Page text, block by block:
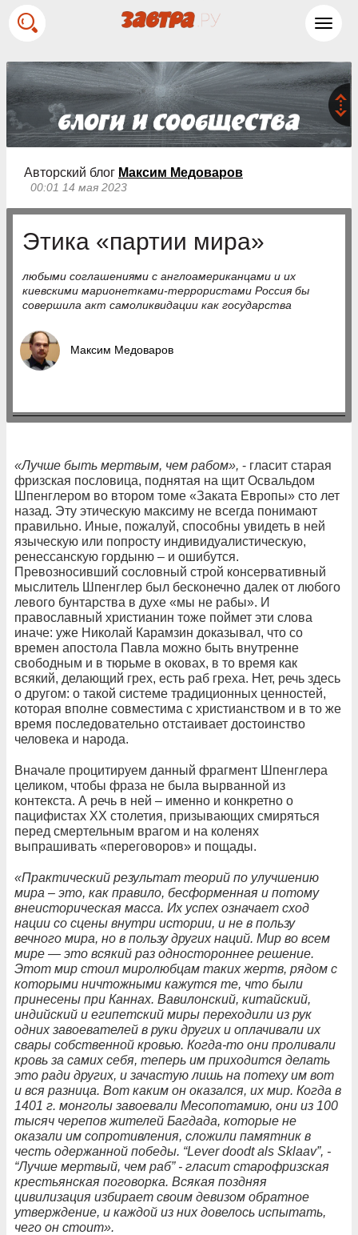
Авторский блог Максим Медоваров
00:01 14 мая 2023
Этика «партии мира»
любыми соглашениями с англоамериканцами и их
киевскими марионетками-террористами Россия бы
совершила акт самоликвидации как государства
Максим Медоваров
«Лучше быть мертвым, чем рабом», - гласит старая
фризская пословица, поднятая на щит Освальдом
Шпенглером во втором томе «Заката Европы» сто лет
назад. Эту этическую максиму не всегда понимают
правильно. Иные, пожалуй, способны увидеть в ней
языческую или попросту индивидуалистическую,
ренессанскую гордыню – и ошибутся.
Превозносивший сословный строй консервативный
мыслитель Шпенглер был бесконечно далек от любого
левого бунтарства в духе «мы не рабы». И
православный христианин тоже поймет эти слова
иначе: уже Николай Карамзин доказывал, что со
времен апостола Павла можно быть внутренне
свободным и в тюрьме в оковах, в то время как
всякий, делающий грех, есть раб греха. Нет, речь здесь
о другом: о такой системе традиционных ценностей,
которая вполне совместима с христианством и в то же
время последовательно отстаивает достоинство
человека и народа.
Вначале процитируем данный фрагмент Шпенглера
целиком, чтобы фраза не была вырванной из
контекста. А речь в ней – именно и конкретно о
пацифистах XX столетия, призывающих смиряться
перед смертельным врагом и на коленях
выпрашивать «переговоров» и пощады.
«Практический результат теорий по улучшению
мира – это, как правило, бесформенная и потому
внеисторическая масса. Их успех означает сход
нации со сцены внутри истории, и не в пользу
вечного мира, но в пользу других наций. Мир во всем
мире — это всякий раз одностороннее решение.
Этот мир стоил миролюбцам таких жертв, рядом с
которыми ничтожными кажутся те, что были
принесены при Каннах. Вавилонский, китайский,
индийский и египетский миры переходили из рук
одних завоевателей в руки других и оплачивали их
свары собственной кровью. Когда-то они проливали
кровь за самих себя, теперь им приходится делать
это ради других, и зачастую лишь на потеху им вот
и вся разница. Вот каким он оказался, их мир. Когда в
1401 г. монголы завоевали Месопотамию, они из 100
тысяч черепов жителей Багдада, которые не
оказали им сопротивления, сложили памятник в
честь одержанной победы. “Lever doodt als Sklaav”, -
“Лучше мертвый, чем раб” - гласит старофризская
крестьянская поговорка. Всякая поздняя
цивилизация избирает своим девизом обратное
утверждение, и каждой из них довелось испытать,
чего он стоит».